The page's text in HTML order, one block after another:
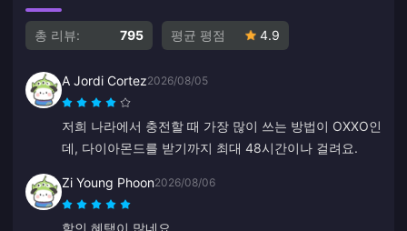
총 리뷰: 795 평균 평점 4.9
A Jordi Cortez2026/08/05
저희 나라에서 충전할 때 가장 많이 쓰는 방법이 OXXO인
데, 다이아몬드를 받기까지 최대 48시간이나 걸려요.
Zi Young Phoon2026/08/06
할인 혜택이 많네요.